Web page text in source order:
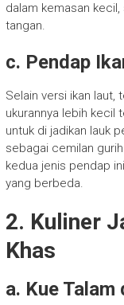
dalam kemasan
tangan.
c. Pendap
Selain versi ikan laut,
ukurannya lebih kecil
untuk di jadikan lauk
sebagai cemilan
kedua jenis pendap
yang berbeda.
2. Kuliner
Khas
a. Kue Talam